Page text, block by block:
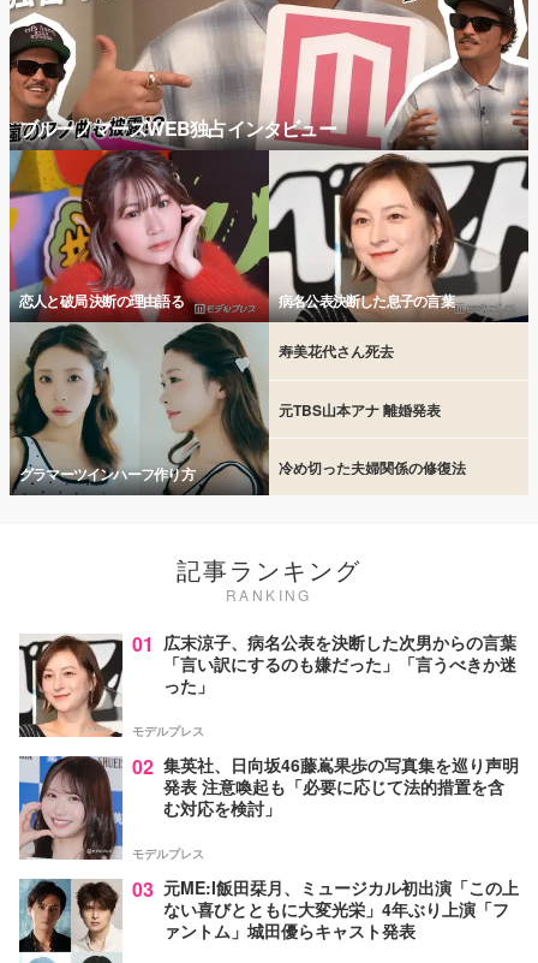
ブルーノマーズWEB独占インタビュー
恋人と破局 決断の理由語る 病名公表決断した息子の言葉
グラマーツインハーフ作り方
寿美花代さん死去
元TBS山本アナ 離婚発表
冷め切った夫婦関係の修復法
記事ランキング
RANKING
01 広末涼子、病名公表を決断した次男からの言葉
「言い訳にするのも嫌だった」「言うべきか迷
った」
モデルプレス
02 集英社、日向坂46藤嶌果歩の写真集を巡り声明
発表 注意喚起も「必要に応じて法的措置を含
む対応を検討」
モデルプレス
03 元ME:I飯田栞月、ミュージカル初出演「この上
ない喜びとともに大変光栄」4年ぶり上演「フ
ァントム」城田優らキャスト発表